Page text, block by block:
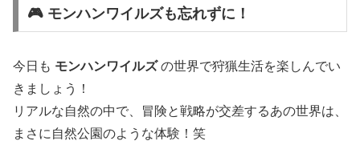
🎮 モンハンワイルズも忘れずに！
今日も モンハンワイルズの世界で狩猟生活を楽しんでい
きましょう！
リアルな自然の中で、冒険と戦略が交差するあの世界は、
まさに自然公園のような体験！笑